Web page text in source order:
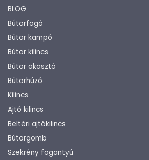
BLOG
Bútorfogó
Bútor kampó
Bútor kilincs
Bútor akasztó
Bútorhúzó
Kilincs
Ajtó kilincs
Beltéri ajtókilincs
Bútorgomb
Szekrény fogantyú